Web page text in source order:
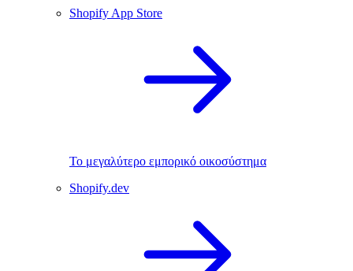
Shopify App Store
Το μεγαλύτερο εμπορικό οικοσύστημα
Shopify.dev